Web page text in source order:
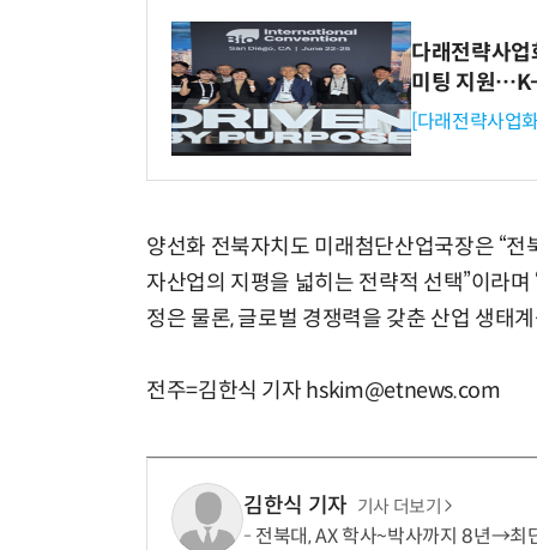
다래전략사
미팅 지원
[다래전략사업
양선화 전북자치도 미래첨단산업국장은 “
자산업의 지평을 넓히는 전략적 선택”이라
정은 물론, 글로벌 경쟁력을 갖춘 산업 생태
전주=김한식 기자 hskim@etnews.com
김한식 기자 기사 더보기
전북대, AX 학사~박사까지 8년→